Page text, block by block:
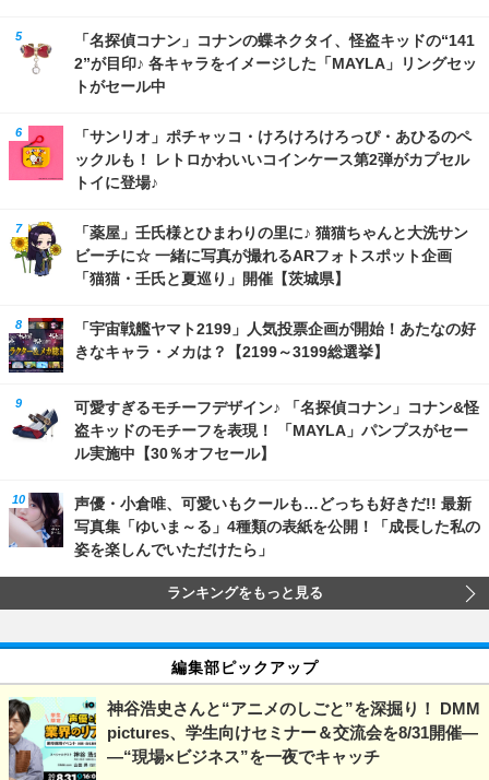
「名探偵コナン」コナンの蝶ネクタイ、怪盗キッドの“141
2”が目印♪ 各キャラをイメージした「MAYLA」リングセッ
トがセール中
「サンリオ」ポチャッコ・けろけろけろっぴ・あひるのペ
ックルも！ レトロかわいいコインケース第2弾がカプセル
トイに登場♪
「薬屋」壬氏様とひまわりの里に♪ 猫猫ちゃんと大洗サン
ビーチに☆ 一緒に写真が撮れるARフォトスポット企画
「猫猫・壬氏と夏巡り」開催【茨城県】
「宇宙戦艦ヤマト2199」人気投票企画が開始！あたなの好
きなキャラ・メカは？【2199～3199総選挙】
可愛すぎるモチーフデザイン♪ 「名探偵コナン」コナン&怪
盗キッドのモチーフを表現！ 「MAYLA」パンプスがセー
ル実施中【30％オフセール】
声優・小倉唯、可愛いもクールも…どっちも好きだ!! 最新
写真集「ゆいま～る」4種類の表紙を公開！「成長した私の
姿を楽しんでいただけたら」
ランキングをもっと見る
編集部ピックアップ
神谷浩史さんと“アニメのしごと”を深掘り！ DMM
pictures、学生向けセミナー＆交流会を8/31開催―
―“現場×ビジネス”を一夜でキャッチ